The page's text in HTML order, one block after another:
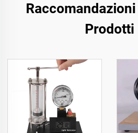
Prodotti